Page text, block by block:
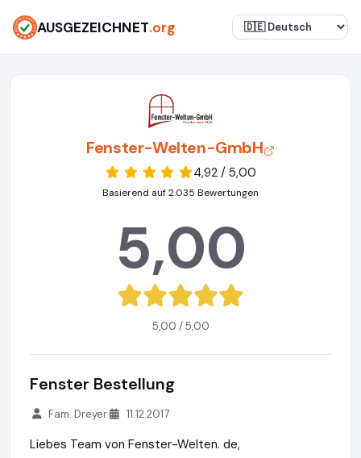
AUSGEZEICHNET.org
Fenster-Welten-GmbH
4,92 / 5,00
Basierend auf 2.035 Bewertungen
5,00
5,00 / 5,00
Fenster Bestellung
Fam. Dreyer 11.12.2017
Liebes Team von Fenster-Welten. de,